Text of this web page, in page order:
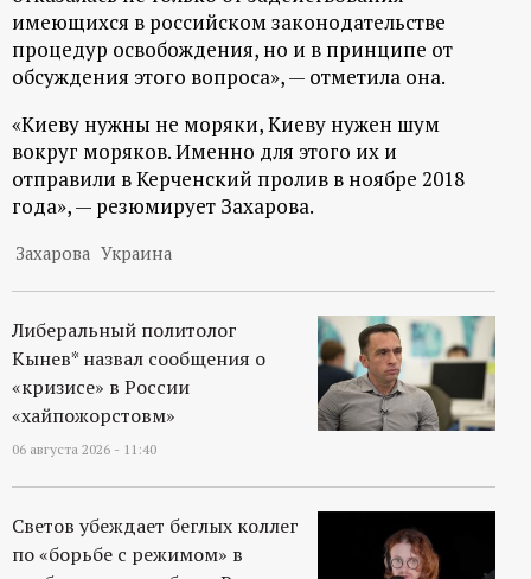
п
о
р
т
а
л
имеющихся в российском законодательстве
процедур освобождения, но и в принципе от
обсуждения этого вопроса», — отметила она.
«Киеву нужны не моряки, Киеву нужен шум
вокруг моряков. Именно для этого их и
отправили в Керченский пролив в ноябре 2018
года», — резюмирует Захарова.
Захарова Украина
Либеральный политолог
Кынев* назвал сообщения о
«кризисе» в России
«хайпожорстовм»
06 августа 2026 - 11:40
Светов убеждает беглых коллег
по «борьбе с режимом» в